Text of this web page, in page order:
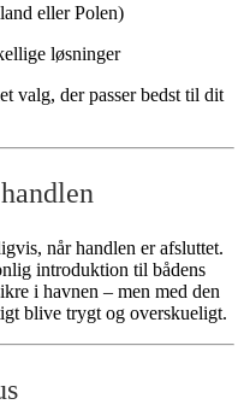
eller Polen)
løsninger
valg, der passer bedst til dit
når handlen er afsluttet.
introduktion til bådens
i havnen – men med den
blive trygt og overskueligt.